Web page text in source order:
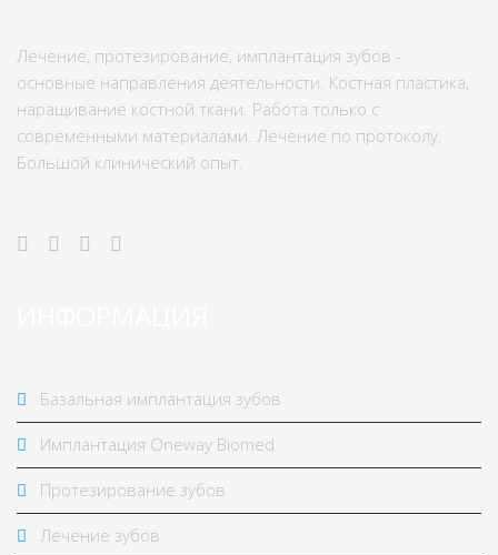
Лечение, протезирование, имплантация зубов -
основные направления деятельности. Костная пластика,
наращивание костной ткани. Работа только с
современными материалами. Лечение по протоколу.
Большой клинический опыт.
Базальная имплантация зубов
Имплантация Oneway Biomed
Протезирование зубов
Лечение зубов